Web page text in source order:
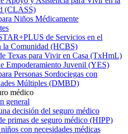
(CLASS)
Niños Médicamente
de Servicios en el
la Comunidad (HCBS)
Texas para Vivir en Casa (TxHmL)
Empoderamiento Juvenil (YES)
Personas Sordociegas con
Múltiples (DMBD)
médico
general
decisión del seguro médico
primas de seguro médico (HIPP)
con necesidades médicas